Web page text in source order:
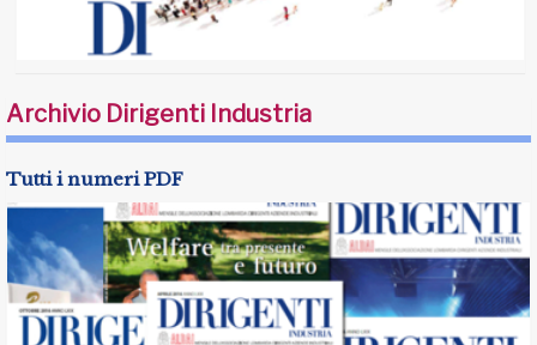
Archivio Dirigenti Industria
Tutti i numeri PDF